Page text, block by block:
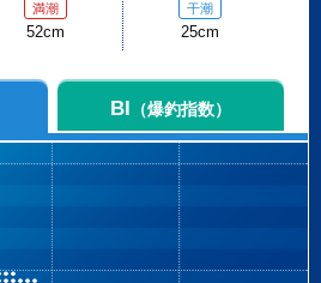
満潮
52cm
干潮
25cm
BI （爆釣指数）